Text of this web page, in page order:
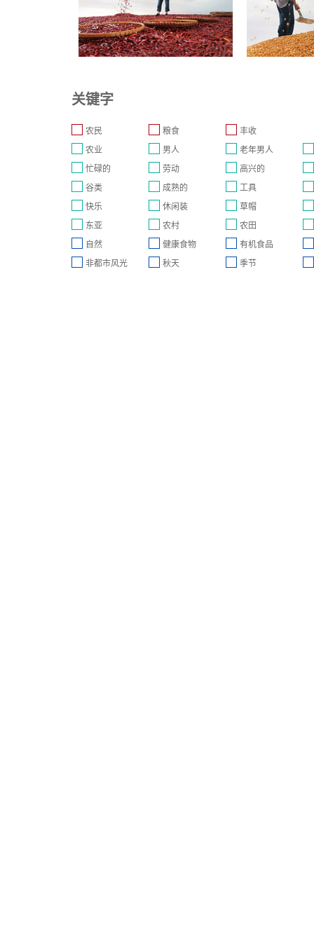
关键字
农民 粮食
丰收
农业
男人
老年男人
忙碌的
劳动
高兴的
谷类
成熟的
工具
快乐
休闲装
草帽
东亚
农村
农田
自然
健康食物
有机食品
非都市风光
秋天 季节